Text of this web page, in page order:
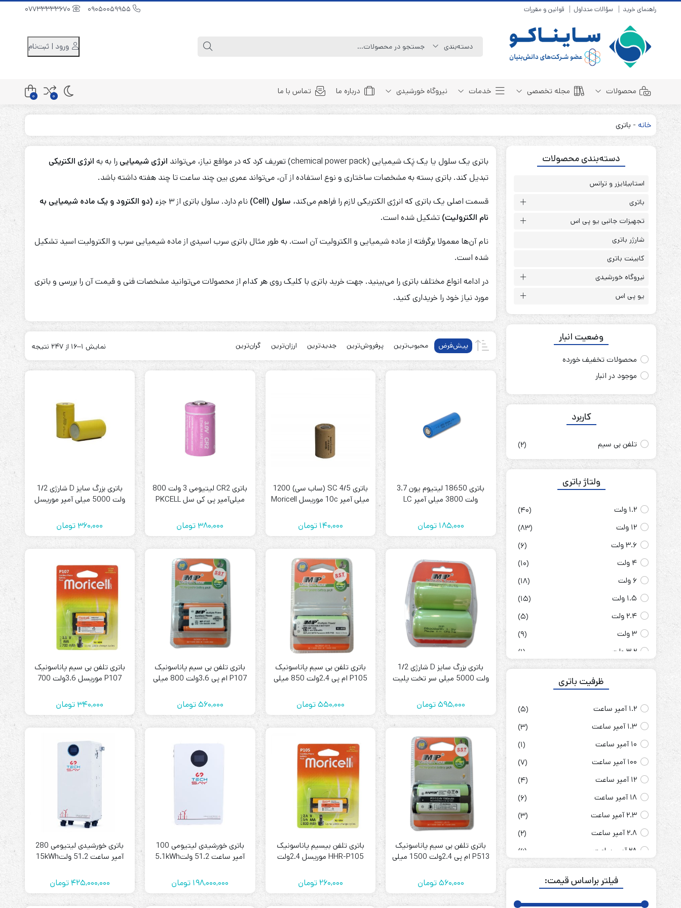
راهنمای خرید سؤالات متداول قوانین و مقررات
ورود | ثبت‌نام
محصولات
باتری سیلد لید اسید
باتری 12 ولت
باتری نیکل کادمیوم
باتری نیکل متال هیدرید
Line Interactive (Simulated Sine Wave)
Line Interactive (Pure Sine Wave)
Double Conversion (1:1)
Double Conversion (3:3)
کابینت باتری 48 ولت
کابینت باتری 96 ولت
کابینت باتری 240 ولت
سلاموند
موریسل
کینگ بت
رله‌ای
STB
سروو موتوری
ZTY
ترانس ایزوله
مجله تخصصی
مبانی باتری
انواع باتری
طول عمر باتری
باتری هوشمند
بسته بندی و ایمنی
روش های شارژ
روش های تخلیه
خدمات نیروگاه خورشیدی درباره ما تماس با ما
0
0
خانه - باتری
باتری یک سلول یا یک پَک شیمیایی (chemical power pack) تعریف کرد که در مواقع نیاز، می‌تواند انرژی شیمیاییرا به به انرژی الکتریکی
تبدیل کند. باتری بسته به مشخصات ساختاری و نوع استفاده از آن، می‌تواند عمری بین چند ساعت تا چند هفته داشته باشد.
قسمت اصلی یک باتری که انرژی الکتریکی لازم را فراهم می‌کند، سلول (Cell) نام دارد. سلول باتری از ۳ جزء
(دو الکترود و یک ماده شیمیایی به
نام الکترولیت) تشکیل شده است.
نام آن‌ها معمولا برگرفته از ماده شیمیایی و الکترولیت آن است. به طور مثال باتری سرب اسیدی از ماده شیمیایی سرب و الکترولیت اسید تشکیل
شده است.
در ادامه انواع مختلف باتری را می‌بینید. جهت خرید باتری با کلیک روی هر کدام از محصولات می‌توانید مشخصات فنی و قیمت آن را بررسی و باتری
مورد نیاز خود را خریداری کنید.
پیش‌فرض محبوب‌ترین پرفروش‌ترین جدیدترین ارزان‌ترین گران‌ترین نمایش 1–16 از 247 نتیجه
باتری 18650 لیتیوم یون 3.7
ولت 3800 میلی آمپر LC
185,000 تومان
باتری 4/5 SC (ساب سی) 1200
میلی آمپر 10c موریسل Moricell
140,000 تومان
باتری CR2 لیتیومی 3 ولت 800
میلی‌آمپر پی کی سل PKCELL
380,000 تومان
باتری بزرگ سایز D شارژی 1/2
ولت 5000 میلی آمپر موریسل
360,000 تومان
باتری بزرگ سایز D شارژی 1/2
ولت 5000 میلی سر تخت پلیت
595,000تومان
باتری تلفن بی سیم پاناسونیک
P105 ام پی 2.4ولت 850 میلی
550,000تومان
باتری تلفن بی سیم پاناسونیک
P107 ام پی 3.6ولت 800 میلی
560,000تومان
باتری تلفن بی سیم پاناسونیک
P107 موریسل 3.6ولت 700
340,000 تومان
باتری تلفن بی سیم پاناسونیک
P513 ام پی 2.4ولت 1500 میلی
560,000تومان
باتری تلفن بیسیم پاناسونیک
HHR-P105 موریسل 2.4ولت
260,000 تومان
باتری خورشیدی لیتیومی 100
آمپر ساعت 51.2 ولت5.1kWh
198,000,000 تومان
باتری خورشیدی لیتیومی 280
آمپر ساعت 51.2 ولت15kWh
425,000,000 تومان
دسته‌بندی محصولات
استابیلایزر و ترانس
باتری
تجهیزات جانبی یو پی اس
شارژر باتری
کابینت باتری
نیروگاه خورشیدی
یو پی اس
وضعیت انبار
محصولات تخفیف خورده
موجود در انبار
کاربرد
تلفن بی سیم (2)
ولتاژ باتری
1.2 ولت
(40)
12 ولت
(83)
3.6 ولت
(6)
4 ولت
(10)
6 ولت
(18)
1.5 ولت
(15)
2.4 ولت
(5)
3 ولت
(9)
3.2 ولت
(1)
3.7 ولت
(45)
9 ولت
(2)
ظرفیت باتری
1.2 آمپر ساعت
(5)
1.3 آمپر ساعت
(3)
10 آمپر ساعت
(1)
100 آمپر ساعت
(7)
12 آمپر ساعت
(4)
18 آمپر ساعت
(6)
2.3 آمپر ساعت
(3)
2.8 آمپر ساعت
(2)
28 آمپر ساعت
(6)
3.3 آمپر ساعت
(4)
4.5 آمپر ساعت
(7)
فیلتر براساس قیمت: